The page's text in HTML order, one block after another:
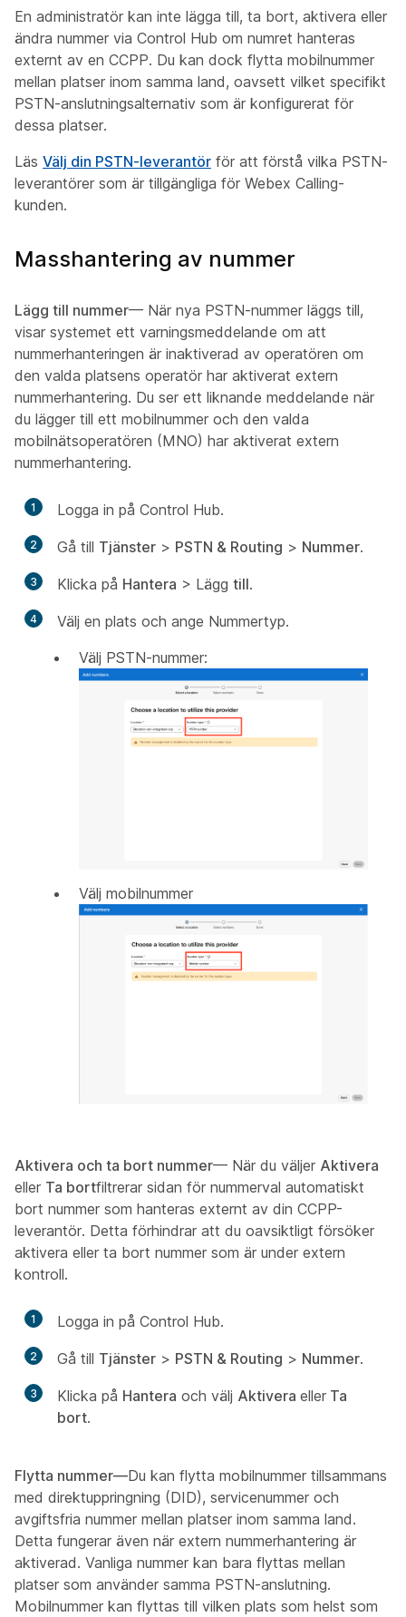
En administratör kan inte lägga till, ta bort, aktivera eller
ändra nummer via Control Hub om numret hanteras
externt av en CCPP. Du kan dock flytta mobilnummer
mellan platser inom samma land, oavsett vilket specifikt
PSTN-anslutningsalternativ som är konfigurerat för
dessa platser.
Läs Välj din PSTN-leverantör för att förstå vilka PSTN-
leverantörer som är tillgängliga för Webex Calling-
kunden.
Masshantering av nummer
Lägg till nummer— När nya PSTN-nummer läggs till,
visar systemet ett varningsmeddelande om att
nummerhanteringen är inaktiverad av operatören om
den valda platsens operatör har aktiverat extern
nummerhantering. Du ser ett liknande meddelande när
du lägger till ett mobilnummer och den valda
mobilnätsoperatören (MNO) har aktiverat extern
nummerhantering.
1 Logga in på Control Hub.
2 Gå till Tjänster > PSTN & Routing > Nummer.
3 Klicka på Hantera > Lägg till.
4
Välj en plats och ange Nummertyp.
Välj PSTN-nummer:
Välj mobilnummer
Aktivera och ta bort nummer— När du väljer Aktivera
eller Ta bortfiltrerar sidan för nummerval automatiskt
bort nummer som hanteras externt av din CCPP-
leverantör. Detta förhindrar att du oavsiktligt försöker
aktivera eller ta bort nummer som är under extern
kontroll.
1 Logga in på Control Hub.
2 Gå till Tjänster > PSTN & Routing > Nummer.
3 Klicka på Hantera och välj Aktivera eller Ta
bort.
Flytta nummer—Du kan flytta mobilnummer tillsammans
med direktuppringning (DID), servicenummer och
avgiftsfria nummer mellan platser inom samma land.
Detta fungerar även när extern nummerhantering är
aktiverad. Vanliga nummer kan bara flyttas mellan
platser som använder samma PSTN-anslutning.
Mobilnummer kan flyttas till vilken plats som helst som